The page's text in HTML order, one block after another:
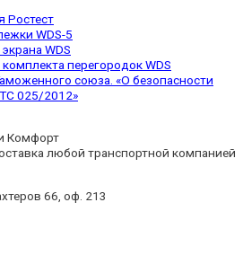
Ростест
WDS-5
WDS
перегородок WDS
союза. «О безопасности
025/2012»
Комфорт
любой транспортной компанией
66, оф. 213